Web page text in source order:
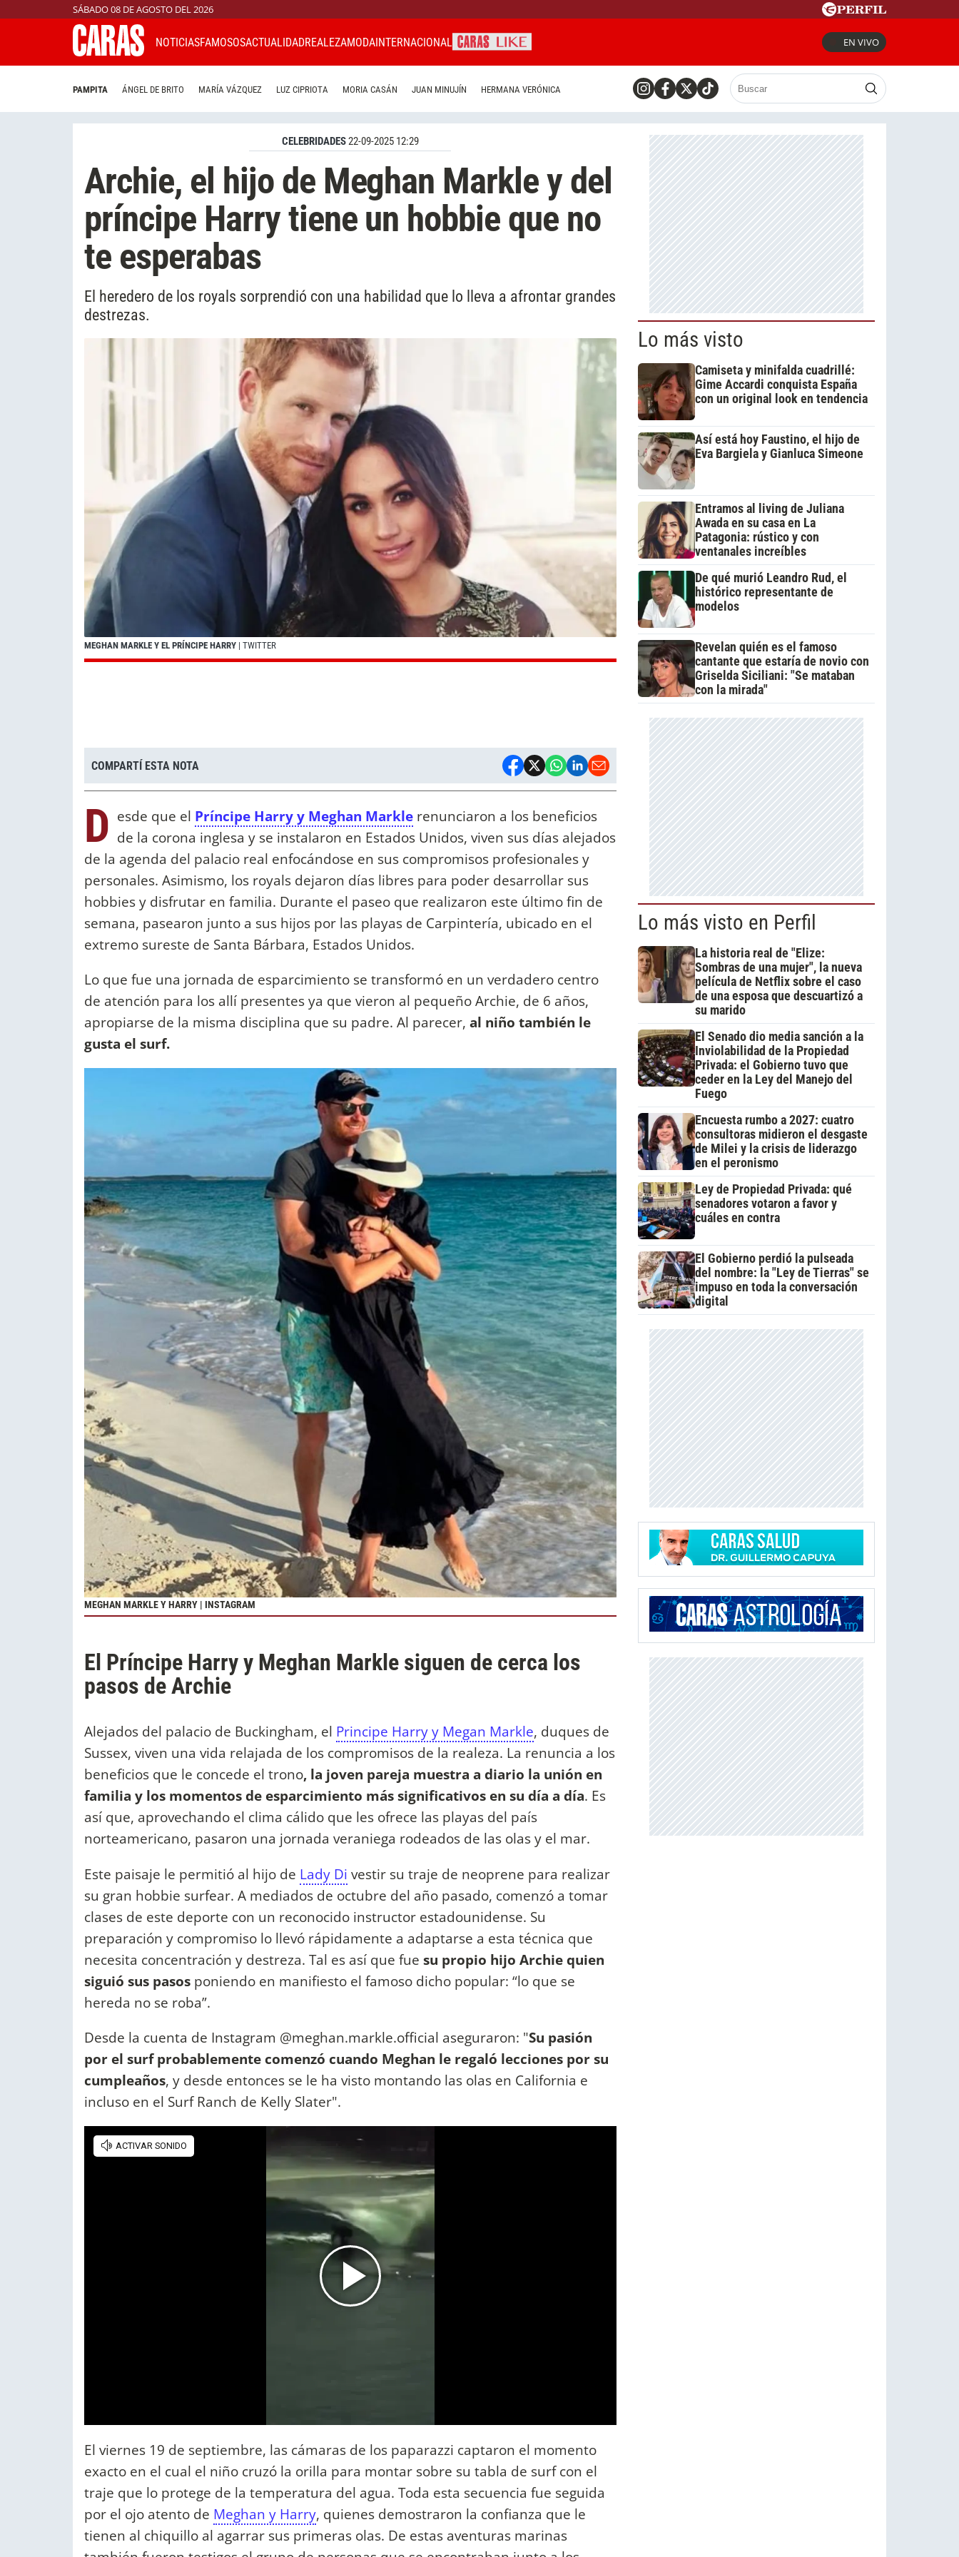
SÁBADO 08 DE AGOSTO DEL 2026
NOTICIASFAMOSOSACTUALIDADREALEZAMODAINTERNACIONAL EN VIVO
PAMPITA ÁNGEL DE BRITO MARÍA VÁZQUEZ LUZ CIPRIOTA MORIA CASÁN JUAN MINUJÍN HERMANA VERÓNICA
CELEBRIDADES22-09-2025 12:29
Archie, el hijo de Meghan Markle y del
príncipe Harry tiene un hobbie que no
te esperabas
El heredero de los royals sorprendió con una habilidad que lo lleva a afrontar grandes
destrezas.
MEGHAN MARKLE Y EL PRÍNCIPE HARRY | TWITTER
COMPARTÍ ESTA NOTA
D esde que el Príncipe Harry y Meghan Markle renunciaron a los beneficios
de la corona inglesa y se instalaron en Estados Unidos, viven sus días alejados
de la agenda del palacio real enfocándose en sus compromisos profesionales y
personales. Asimismo, los royals dejaron días libres para poder desarrollar sus
hobbies y disfrutar en familia. Durante el paseo que realizaron este último fin de
semana, pasearon junto a sus hijos por las playas de Carpintería, ubicado en el
extremo sureste de Santa Bárbara, Estados Unidos.
Lo que fue una jornada de esparcimiento se transformó en un verdadero centro
de atención para los allí presentes ya que vieron al pequeño Archie, de 6 años,
apropiarse de la misma disciplina que su padre. Al parecer, al niño también le
gusta el surf.
MEGHAN MARKLE Y HARRY | INSTAGRAM
El Príncipe Harry y Meghan Markle siguen de cerca los
pasos de Archie
Alejados del palacio de Buckingham, el Principe Harry y Megan Markle, duques de
Sussex, viven una vida relajada de los compromisos de la realeza. La renuncia a los
beneficios que le concede el trono, la joven pareja muestra a diario la unión en
familia y los momentos de esparcimiento más significativos en su día a día. Es
así que, aprovechando el clima cálido que les ofrece las playas del país
norteamericano, pasaron una jornada veraniega rodeados de las olas y el mar.
Este paisaje le permitió al hijo de Lady Di vestir su traje de neoprene para realizar
su gran hobbie surfear. A mediados de octubre del año pasado, comenzó a tomar
clases de este deporte con un reconocido instructor estadounidense. Su
preparación y compromiso lo llevó rápidamente a adaptarse a esta técnica que
necesita concentración y destreza. Tal es así que fue su propio hijo Archie quien
siguió sus pasos poniendo en manifiesto el famoso dicho popular: “lo que se
hereda no se roba”.
Desde la cuenta de Instagram @meghan.markle.official aseguraron: "Su pasión
por el surf probablemente comenzó cuando Meghan le regaló lecciones por su
cumpleaños, y desde entonces se le ha visto montando las olas en California e
incluso en el Surf Ranch de Kelly Slater".
El viernes 19 de septiembre, las cámaras de los paparazzi captaron el momento
exacto en el cual el niño cruzó la orilla para montar sobre su tabla de surf con el
traje que lo protege de la temperatura del agua. Toda esta secuencia fue seguida
por el ojo atento de Meghan y Harry, quienes demostraron la confianza que le
tienen al chiquillo al agarrar sus primeras olas. De estas aventuras marinas
Lo más visto
Camiseta y minifalda cuadrillé:
Gime Accardi conquista España
con un original look en tendencia
Así está hoy Faustino, el hijo de
Eva Bargiela y Gianluca Simeone
Entramos al living de Juliana
Awada en su casa en La
Patagonia: rústico y con
ventanales increíbles
De qué murió Leandro Rud, el
histórico representante de
modelos
Revelan quién es el famoso
cantante que estaría de novio con
Griselda Siciliani: "Se mataban
con la mirada"
Lo más visto en Perfil
La historia real de "Elize:
Sombras de una mujer", la nueva
película de Netflix sobre el caso
de una esposa que descuartizó a
su marido
El Senado dio media sanción a la
Inviolabilidad de la Propiedad
Privada: el Gobierno tuvo que
ceder en la Ley del Manejo del
Fuego
Encuesta rumbo a 2027: cuatro
consultoras midieron el desgaste
de Milei y la crisis de liderazgo
en el peronismo
Ley de Propiedad Privada: qué
senadores votaron a favor y
cuáles en contra
El Gobierno perdió la pulseada
del nombre: la "Ley de Tierras" se
impuso en toda la conversación
digital